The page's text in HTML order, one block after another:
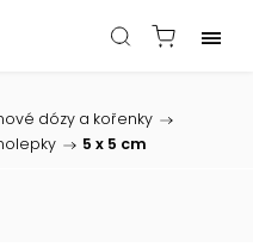
dózy a kořenky /
/ 5 x 5 cm